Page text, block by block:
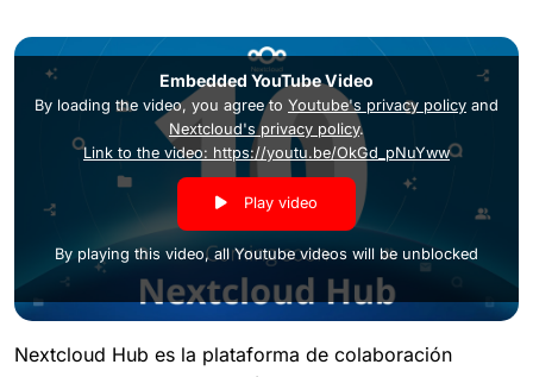
Embedded YouTube Video
By loading the video, you agree to Youtube's privacy policy and
Nextcloud's privacy policy.
Link to the video: https://youtu.be/OkGd_pNuYww
Play video
By playing this video, all Youtube videos will be unblocked
Nextcloud Hub es la plataforma de colaboración